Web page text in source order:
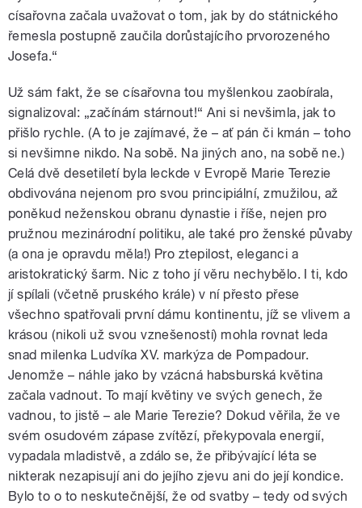
císařovna začala uvažovat o tom, jak by do státnického
řemesla postupně zaučila dorůstajícího prvorozeného
Josefa.“
Už sám fakt, že se císařovna tou myšlenkou zaobírala,
signalizoval: „začínám stárnout!“ Ani si nevšimla, jak to
přišlo rychle. (A to je zajímavé, že – ať pán či kmán – toho
si nevšimne nikdo. Na sobě. Na jiných ano, na sobě ne.)
Celá dvě desetiletí byla leckde v Evropě Marie Terezie
obdivována nejenom pro svou principiální, zmužilou, až
poněkud neženskou obranu dynastie i říše, nejen pro
pružnou mezinárodní politiku, ale také pro ženské půvaby
(a ona je opravdu měla!) Pro ztepilost, eleganci a
aristokratický šarm. Nic z toho jí věru nechybělo. I ti, kdo
jí spílali (včetně pruského krále) v ní přesto přese
všechno spatřovali první dámu kontinentu, jíž se vlivem a
krásou (nikoli už svou vznešeností) mohla rovnat leda
snad milenka Ludvíka XV. markýza de Pompadour.
Jenomže – náhle jako by vzácná habsburská květina
začala vadnout. To mají květiny ve svých genech, že
vadnou, to jistě – ale Marie Terezie? Dokud věřila, že ve
svém osudovém zápase zvítězí, překypovala energií,
vypadala mladistvě, a zdálo se, že přibývající léta se
nikterak nezapisují ani do jejího zjevu ani do její kondice.
Bylo to o to neskutečnější, že od svatby – tedy od svých